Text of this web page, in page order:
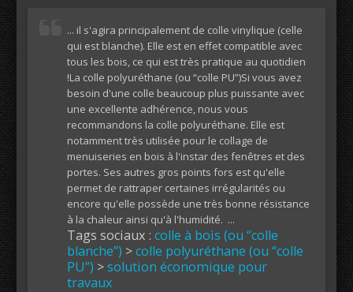
... il s'agira principalement de colle vinylique (celle
qui est blanche). Elle est en effet compatible avec
tous les bois, ce qui est très pratique au quotidien
!La colle polyuréthane (ou “colle PU”)Si vous avez
besoin d'une colle beaucoup plus puissante avec
une excellente adhérence, nous vous
recommandons la colle polyuréthane. Elle est
notamment très utilisée pour le collage de
menuiseries en bois à l'instar des fenêtres et des
portes. Ses autres gros points fors est qu'elle
permet de rattraper certaines irrégularités ou
encore qu'elle possède une très bonne résistance
à la chaleur ainsi qu'à l'humidité. ...
Tags sociaux : colle à bois (ou “colle
blanche”) >colle polyuréthane (ou “colle
PU”) >solution économique pour
travaux